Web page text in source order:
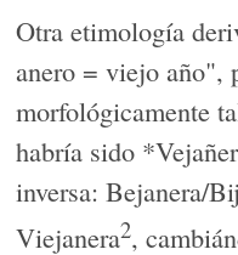
Otra etimología
anero = viejo año",
morfológicamente
habría sido
inversa: Bejanera/
Viejanera2,